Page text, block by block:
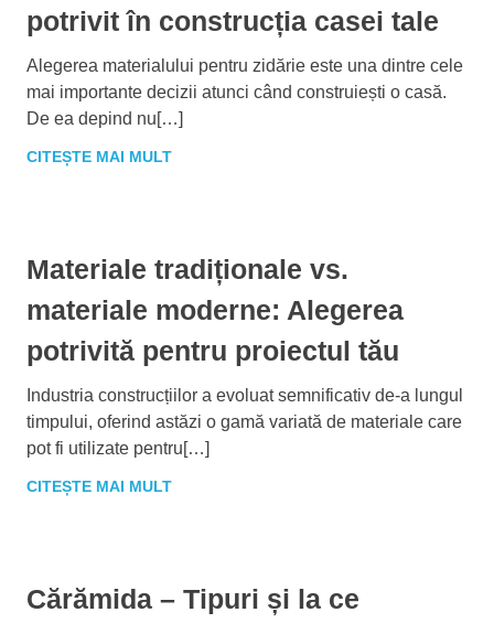
potrivit în construcția casei tale
Alegerea materialului pentru zidărie este una dintre cele
mai importante decizii atunci când construiești o casă.
De ea depind nu[…]
CITEȘTE MAI MULT
Materiale tradiționale vs.
materiale moderne: Alegerea
potrivită pentru proiectul tău
Industria construcțiilor a evoluat semnificativ de-a lungul
timpului, oferind astăzi o gamă variată de materiale care
pot fi utilizate pentru[…]
CITEȘTE MAI MULT
Cărămida – Tipuri și la ce